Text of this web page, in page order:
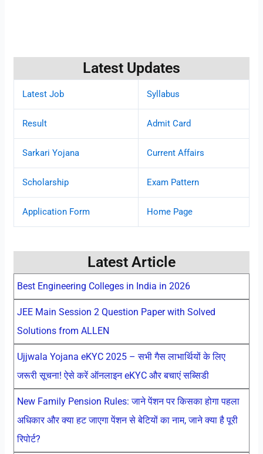
Latest Updates
Latest Job Syllabus
Result Admit Card
Sarkari Yojana Current Affairs
Scholarship Exam Pattern
Application Form Home Page
Latest Article
Best Engineering Colleges in India in 2026
JEE Main Session 2 Question Paper with Solved
Solutions from ALLEN
Ujjwala Yojana eKYC 2025 – सभी गैस लाभार्थियों के लिए
जरूरी सूचना! ऐसे करें ऑनलाइन eKYC और बचाएं सब्सिडी
New Family Pension Rules: जाने पेंशन पर किसका होगा पहला
अधिकार और क्या हट जाएगा पेंशन से बेटियों का नाम, जाने क्या है पूरी
रिपोर्ट?